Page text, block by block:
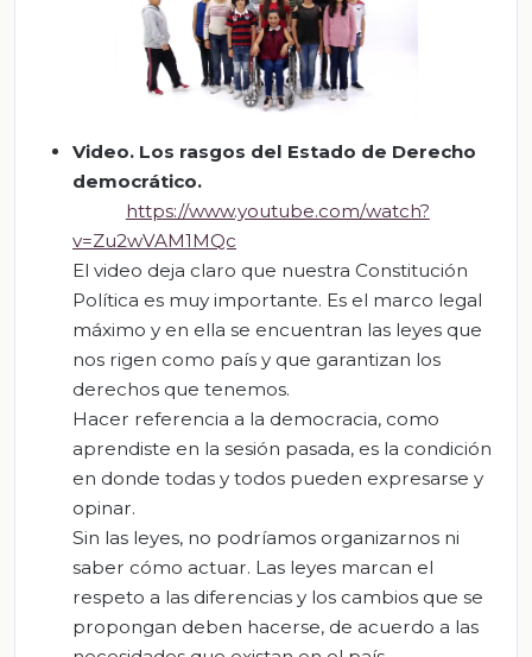
Video. Los rasgos del Estado de Derecho
democrático.
https://www.youtube.com/watch?
v=Zu2wVAM1MQc
El video deja claro que nuestra Constitución
Política es muy importante. Es el marco legal
máximo y en ella se encuentran las leyes que
nos rigen como país y que garantizan los
derechos que tenemos.
Hacer referencia a la democracia, como
aprendiste en la sesión pasada, es la condición
en donde todas y todos pueden expresarse y
opinar.
Sin las leyes, no podríamos organizarnos ni
saber cómo actuar. Las leyes marcan el
respeto a las diferencias y los cambios que se
propongan deben hacerse, de acuerdo a las